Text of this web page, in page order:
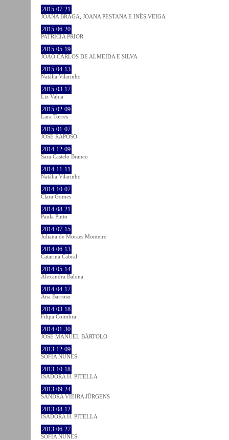
2015-07-21
JOANA BRAGA, JOANA PESTANA E INÊS VEIGA
2015-06-20
PATRÍCIA PRIOR
2015-05-19
JOÃO CARLOS DE ALMEIDA E SILVA
2015-04-13
Natália Vilarinho
2015-03-17
Liz Vahia
2015-02-09
Lara Torres
2015-01-07
JOSÉ RAPOSO
2014-12-09
Sara Castelo Branco
2014-11-11
Natália Vilarinho
2014-10-07
Clara Gomes
2014-08-21
Paula Pinto
2014-07-15
Juliana de Moraes Monteiro
2014-06-13
Catarina Cabral
2014-05-14
Alexandra Balona
2014-04-17
Ana Barroso
2014-03-18
Filipa Coimbra
2014-01-30
JOSÉ MANUEL BÁRTOLO
2013-12-09
SOFIA NUNES
2013-10-18
ISADORA H. PITELLA
2013-09-24
SANDRA VIEIRA JÜRGENS
2013-08-12
ISADORA H. PITELLA
2013-06-27
SOFIA NUNES